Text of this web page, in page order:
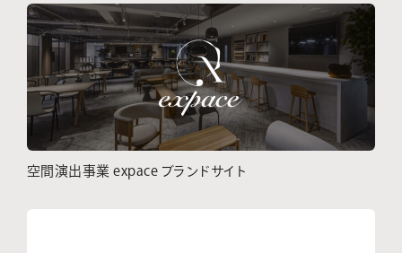
空間演出事業 expace ブランドサイト